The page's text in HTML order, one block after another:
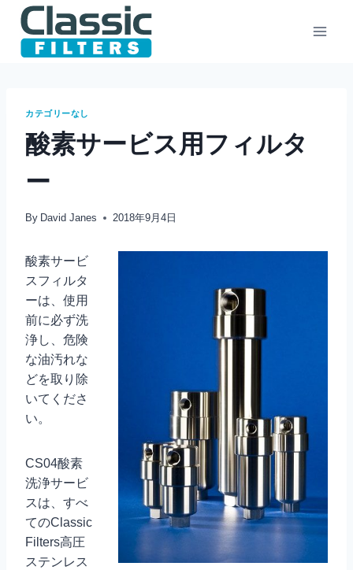
Skip
content
カテゴリーなし
酸素サービス用フィルタ
ー
By David Janes 2018年9月4日
酸素サービ
スフィルタ
ーは、使用
前に必ず洗
浄し、危険
な油汚れな
どを取り除
いてくださ
い。
CS04酸素
洗浄サービ
スは、すべ
てのClassic
Filters高圧
ステンレス